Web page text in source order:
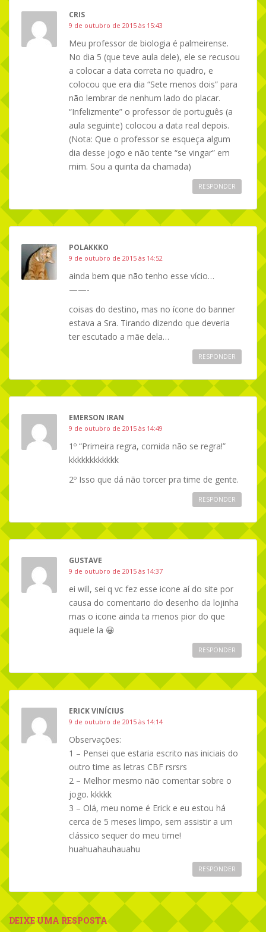
CRIS
9 de outubro de 2015 às 15:43
Meu professor de biologia é palmeirense.
No dia 5 (que teve aula dele), ele se recusou
a colocar a data correta no quadro, e
colocou que era dia “Sete menos dois” para
não lembrar de nenhum lado do placar.
“Infelizmente” o professor de português (a
aula seguinte) colocou a data real depois.
(Nota: Que o professor se esqueça algum
dia desse jogo e não tente “se vingar” em
mim. Sou a quinta da chamada)
RESPONDER
POLAKKKO
9 de outubro de 2015 às 14:52
ainda bem que não tenho esse vício…
——-
coisas do destino, mas no ícone do banner
estava a Sra. Tirando dizendo que deveria
ter escutado a mãe dela…
RESPONDER
EMERSON IRAN
9 de outubro de 2015 às 14:49
1º “Primeira regra, comida não se regra!”
kkkkkkkkkkkk
2º Isso que dá não torcer pra time de gente.
RESPONDER
GUSTAVE
9 de outubro de 2015 às 14:37
ei will, sei q vc fez esse icone aí do site por
causa do comentario do desenho da lojinha
mas o icone ainda ta menos pior do que
aquele la 😀
RESPONDER
ERICK VINÍCIUS
9 de outubro de 2015 às 14:14
Observações:
1 – Pensei que estaria escrito nas iniciais do
outro time as letras CBF rsrsrs
2 – Melhor mesmo não comentar sobre o
jogo. kkkkk
3 – Olá, meu nome é Erick e eu estou há
cerca de 5 meses limpo, sem assistir a um
clássico sequer do meu time!
huahuahauhauahu
RESPONDER
DEIXE UMA RESPOSTA